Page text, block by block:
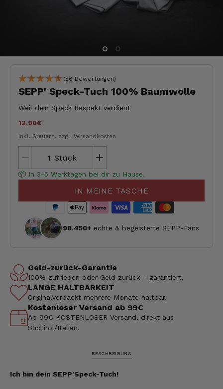
(56 Bewertungen)
SEPP' Speck-Tuch 100% Baumwolle
Weil dein Speck Respekt verdient
12,90€
Inkl. Steuern. zzgl. Versandkosten
Stück
📦 In 3-5 Werktagen bei dir zu Hause.
IN MEINE TASCHE
98.450+ echte & begeisterte SEPP-Fans
Geld-zurück-Garantie
100% zufrieden oder Geld zurück – garantiert.
LANGE HALTBARKEIT
Originalverpackt mehrere Monate haltbar.
Kostenloser Versand ab 99€
Ab 99€ KOSTENLOSER Versand, direkt aus
Südtirol/Italien.
BESCHREIBUNG
Ich bin dein SEPP'Speck-Tuch!